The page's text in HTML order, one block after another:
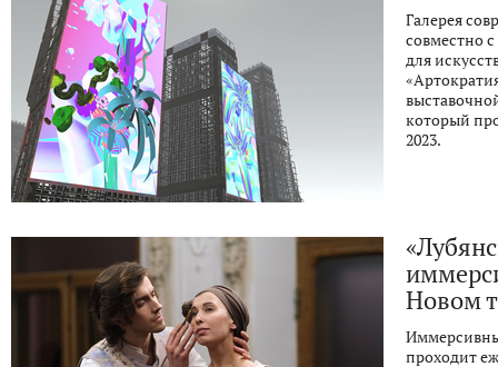
Галерея
совместно
для
который
2023.
Новом
проходит